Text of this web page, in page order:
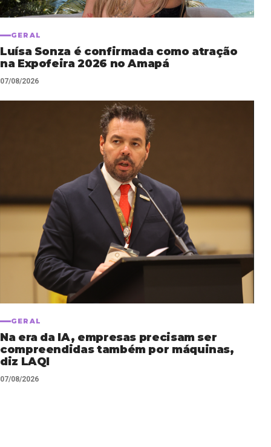
GERAL
Luísa Sonza é confirmada como atração
na Expofeira 2026 no Amapá
07/08/2026
GERAL
Na era da IA, empresas precisam ser
compreendidas também por máquinas,
diz LAQI
07/08/2026